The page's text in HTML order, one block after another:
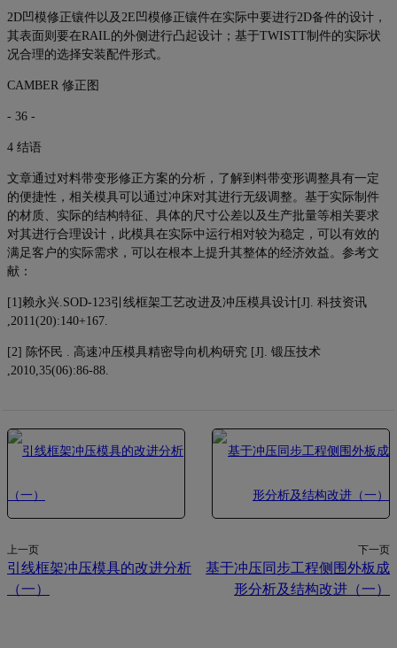
2D凹模修正镶件以及2E凹模修正镶件在实际中要进行2D备件的设计，
其表面则要在RAIL的外侧进行凸起设计；基于TWISTT制件的实际状
况合理的选择安装配件形式。
CAMBER 修正图
- 36 -
4 结语
文章通过对料带变形修正方案的分析，了解到料带变形调整具有一定
的便捷性，相关模具可以通过冲床对其进行无级调整。基于实际制件
的材质、实际的结构特征、具体的尺寸公差以及生产批量等相关要求
对其进行合理设计，此模具在实际中运行相对较为稳定，可以有效的
满足客户的实际需求，可以在根本上提升其整体的经济效益。参考文
献：
[1]赖永兴.SOD-123引线框架工艺改进及冲压模具设计[J]. 科技资讯
,2011(20):140+167.
[2] 陈怀民 . 高速冲压模具精密导向机构研究 [J]. 锻压技术
,2010,35(06):86-88.
上一页
引线框架冲压模具的改进分析
（一）
下一页
基于冲压同步工程侧围外板成
形分析及结构改进（一）